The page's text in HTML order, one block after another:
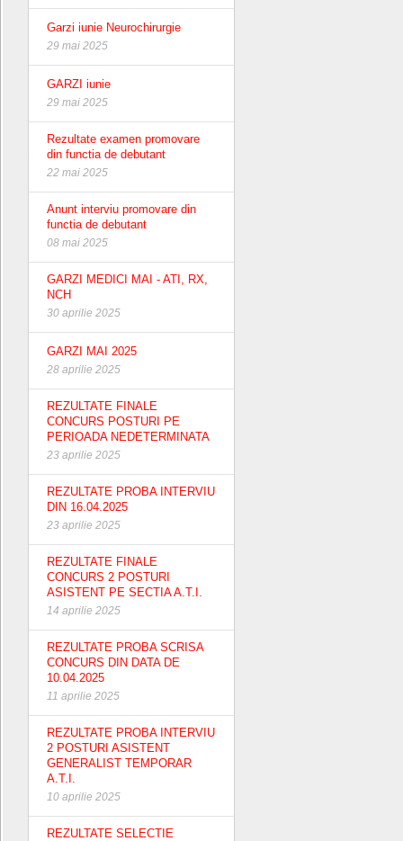
Garzi iunie Neurochirurgie
29 mai 2025
GARZI iunie
29 mai 2025
Rezultate examen promovare
din functia de debutant
22 mai 2025
Anunt interviu promovare din
functia de debutant
08 mai 2025
GARZI MEDICI MAI - ATI, RX,
NCH
30 aprilie 2025
GARZI MAI 2025
28 aprilie 2025
REZULTATE FINALE
CONCURS POSTURI PE
PERIOADA NEDETERMINATA
23 aprilie 2025
REZULTATE PROBA INTERVIU
DIN 16.04.2025
23 aprilie 2025
REZULTATE FINALE
CONCURS 2 POSTURI
ASISTENT PE SECTIA A.T.I.
14 aprilie 2025
REZULTATE PROBA SCRISA
CONCURS DIN DATA DE
10.04.2025
11 aprilie 2025
REZULTATE PROBA INTERVIU
2 POSTURI ASISTENT
GENERALIST TEMPORAR
A.T.I.
10 aprilie 2025
REZULTATE SELECTIE